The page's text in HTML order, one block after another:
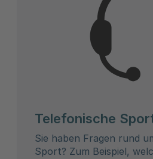
Telefonische
Sie haben Fragen rund
Sport? Zum Beispiel,